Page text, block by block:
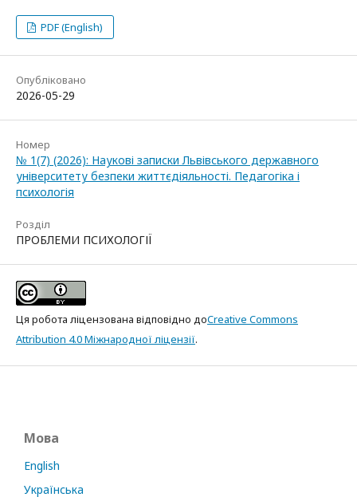
PDF (English)
Опубліковано
2026-05-29
Номер
№ 1(7) (2026): Наукові записки Львівського державного
університету безпеки життєдіяльності. Педагогіка і
психологія
Розділ
ПРОБЛЕМИ ПСИХОЛОГІЇ
Ця робота ліцензована відповідно доCreative Commons
Attribution 4.0 Міжнародної ліцензії.
Мова
English
Українська